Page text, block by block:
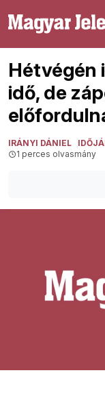
Hétvégén
idő, de
IRÁNYI DÁNIEL
1 perces olvasmány